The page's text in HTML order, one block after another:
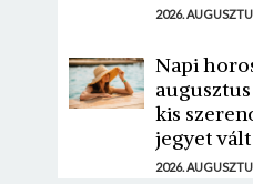
2026.
Napi
augusztus
kis
jegyet vált
2026.